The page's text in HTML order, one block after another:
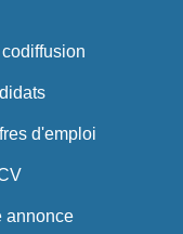
d'emploi
annonce